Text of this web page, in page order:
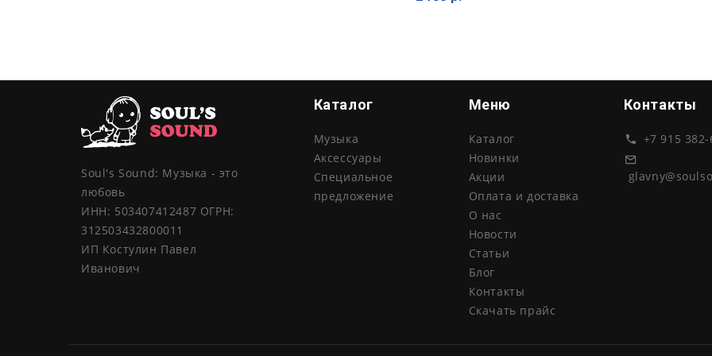
Soul's Sound: Музыка - это
любовь
ИНН: 503407412487 ОГРН:
312503432800011
ИП Костулин Павел
Иванович
Каталог
Музыка
Аксессуары
Специальное
предложение
Меню
Каталог
Новинки
Акции
Оплата и доставка
О нас
Новости
Статьи
Блог
Контакты
Скачать прайс
Контакты
+7 915 382-